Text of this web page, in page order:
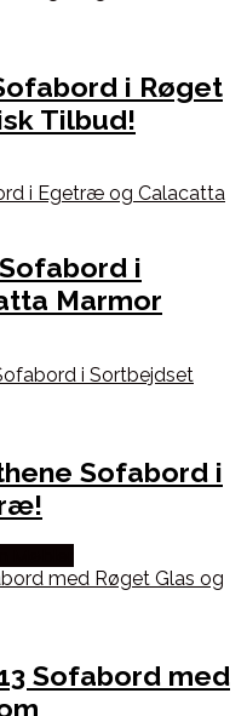
i Røget
Tilbud!
i
Marmor
Sofabord i
Sofabord med